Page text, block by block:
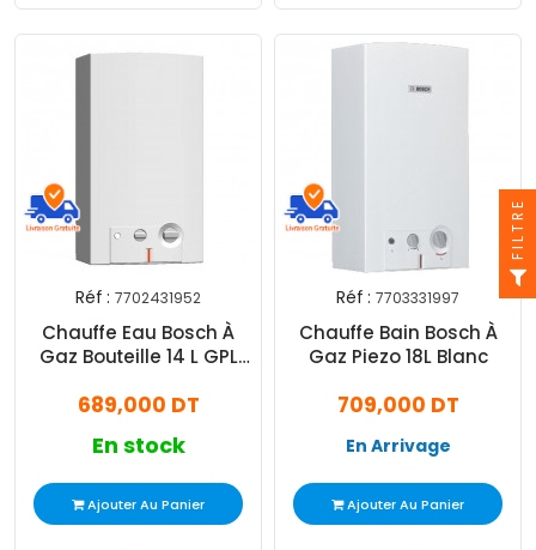
Réf : 7702431952
Chauffe Eau Bosch À
Gaz Bouteille 14 L GPL
689,000 DT
En stock
Ajouter Au Panier
Réf : 7703331997
Chauffe Bain Bosch À
Gaz Piezo 18L Blanc
709,000 DT
En Arrivage
Ajouter Au Panier
FILTRE